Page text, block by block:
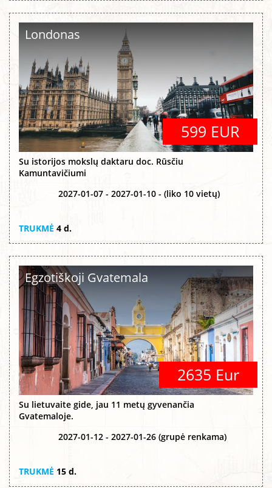
Londonas
599 EUR
Su istorijos mokslų daktaru doc. Rūsčiu
Kamuntavičiumi
2027-01-07 - 2027-01-10 - (liko 10 vietų)
TRUKMĖ 4 d.
Egzotiškoji Gvatemala
2635 Eur
Su lietuvaite gide, jau 11 metų gyvenančia
Gvatemaloje.
2027-01-12 - 2027-01-26 (grupė renkama)
TRUKMĖ 15 d.